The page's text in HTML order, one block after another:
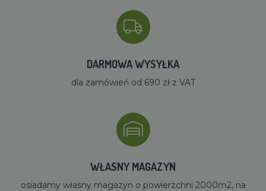
DARMOWA WYSYŁKA
dla zamówień od 690 zł z VAT
WŁASNY MAGAZYN
osiadamy własny magazyn o powierzchni 2000m2, na